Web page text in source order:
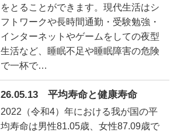
をとることができます。現代生活はシ
フトワークや長時間通勤・受験勉強・
インターネットやゲームをしての夜型
生活など、睡眠不足や睡眠障害の危険
で一杯で…
26.05.13 平均寿命と健康寿命
2022（令和4）年における我が国の平
均寿命は男性81.05歳、女性87.09歳で